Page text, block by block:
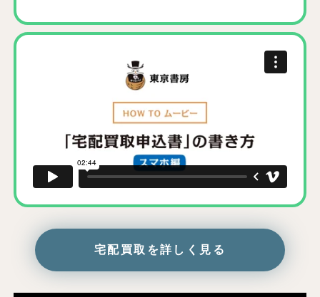
宅配買取を詳しく見る